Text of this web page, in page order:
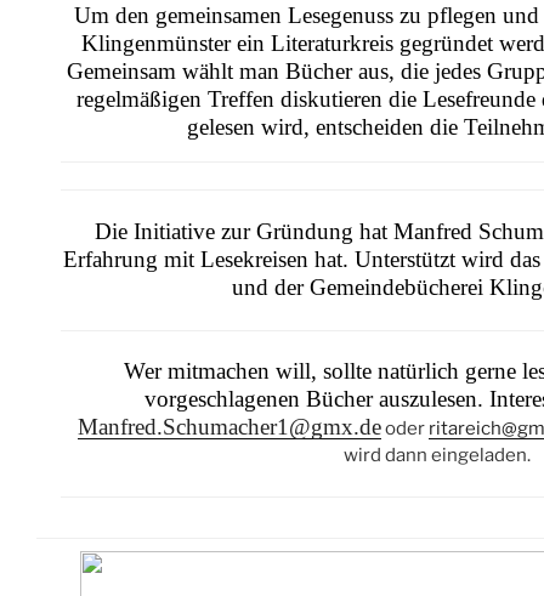
Um den gemeinsamen Lesegenuss zu pflegen
Klingenmünster ein Literaturkreis gegründet
Gemeinsam wählt man Bücher aus, die jedes
regelmäßigen Treffen diskutieren die
gelesen wird, entscheiden die
Die Initiative zur Gründung hat Manfred
Erfahrung mit Lesekreisen hat. Unterstützt wird
und der Gemeindebücherei
Wer mitmachen will, sollte natürlich gerne
vorgeschlagenen Bücher auszulesen.
Manfred.Schumacher1@gmx.deoder
wird dann eingeladen.